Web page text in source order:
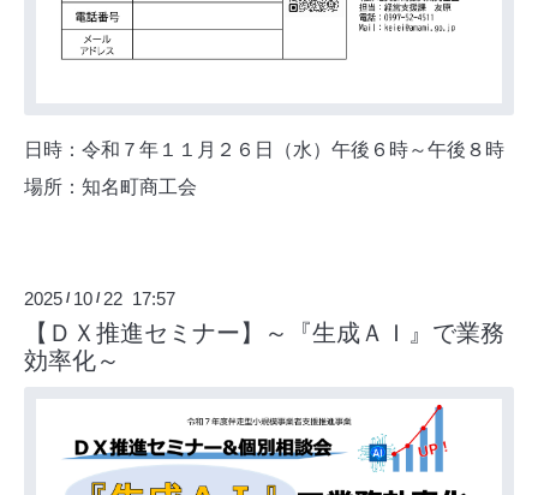
日時：令和７年１１月２６日（水）午後６時～午後８時
場所：知名町商工会
2025 / 10 / 22 17:57
【ＤＸ推進セミナー】～『生成ＡＩ』で業務
効率化～